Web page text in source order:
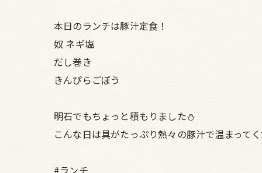
本日のランチは豚汁定食！
奴 ネギ塩
だし巻き
きんぴらごぼう
明石でもちょっと積もりました⛄
こんな日は具がたっぷり熱々の豚汁で温まって
#ランチ